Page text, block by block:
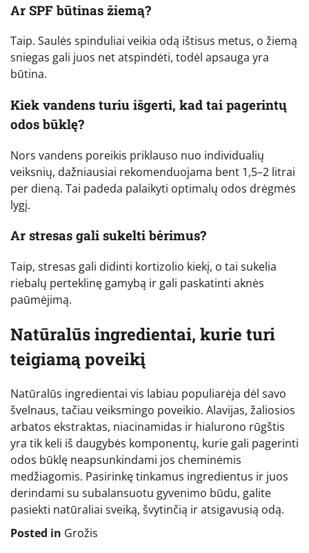
Ar SPF būtinas žiemą?
Taip. Saulės spinduliai veikia odą ištisus metus, o žiemą
sniegas gali juos net atspindėti, todėl apsauga yra
būtina.
Kiek vandens turiu išgerti, kad tai pagerintų
odos būklę?
Nors vandens poreikis priklauso nuo individualių
veiksnių, dažniausiai rekomenduojama bent 1,5–2 litrai
per dieną. Tai padeda palaikyti optimalų odos drėgmės
lygį.
Ar stresas gali sukelti bėrimus?
Taip, stresas gali didinti kortizolio kiekį, o tai sukelia
riebalų perteklinę gamybą ir gali paskatinti aknės
paūmėjimą.
Natūralūs ingredientai, kurie turi
teigiamą poveikį
Natūralūs ingredientai vis labiau populiarėja dėl savo
švelnaus, tačiau veiksmingo poveikio. Alavijas, žaliosios
arbatos ekstraktas, niacinamidas ir hialurono rūgštis
yra tik keli iš daugybės komponentų, kurie gali pagerinti
odos būklę neapsunkindami jos cheminėmis
medžiagomis. Pasirinkę tinkamus ingredientus ir juos
derindami su subalansuotu gyvenimo būdu, galite
pasiekti natūraliai sveiką, švytinčią ir atsigavusią odą.
Posted in Grožis